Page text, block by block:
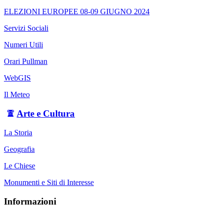
ELEZIONI EUROPEE 08-09 GIUGNO 2024
Servizi Sociali
Numeri Utili
Orari Pullman
WebGIS
Il Meteo
Arte e Cultura
La Storia
Geografia
Le Chiese
Monumenti e Siti di Interesse
Informazioni